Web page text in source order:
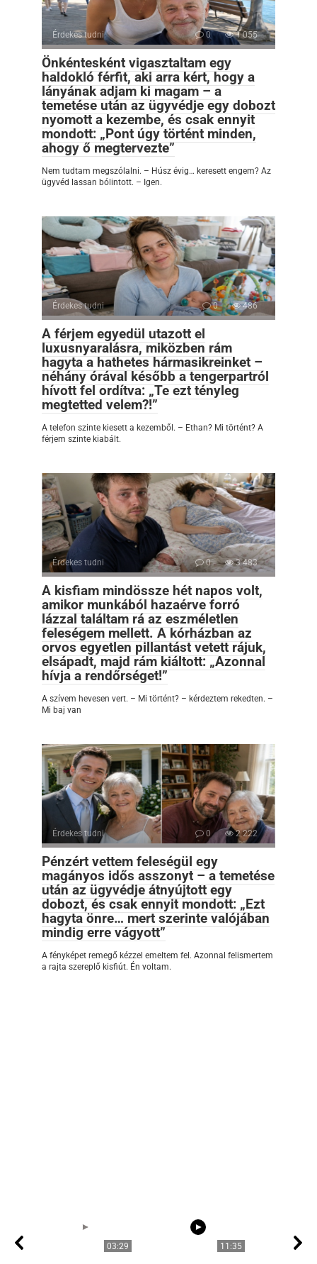
Érdekes tudni 0 1 055
Önkéntesként vigasztaltam egy
haldokló férfit, aki arra kért, hogy a
lányának adjam ki magam – a
temetése után az ügyvédje egy dobozt
nyomott a kezembe, és csak ennyit
mondott: „Pont úgy történt minden,
ahogy ő megtervezte”
Nem tudtam megszólalni. – Húsz évig… keresett engem? Az
ügyvéd lassan bólintott. – Igen.
Érdekes tudni 0 486
A férjem egyedül utazott el
luxusnyaralásra, miközben rám
hagyta a hathetes hármasikreinket –
néhány órával később a tengerpartról
hívott fel ordítva: „Te ezt tényleg
megtetted velem?!”
A telefon szinte kiesett a kezemből. – Ethan? Mi történt? A
férjem szinte kiabált.
Érdekes tudni 0 3 483
A kisfiam mindössze hét napos volt,
amikor munkából hazaérve forró
lázzal találtam rá az eszméletlen
feleségem mellett. A kórházban az
orvos egyetlen pillantást vetett rájuk,
elsápadt, majd rám kiáltott: „Azonnal
hívja a rendőrséget!”
A szívem hevesen vert. – Mi történt? – kérdeztem rekedten. –
Mi baj van
Érdekes tudni 0 2 222
Pénzért vettem feleségül egy
magányos idős asszonyt – a temetése
után az ügyvédje átnyújtott egy
dobozt, és csak ennyit mondott: „Ezt
hagyta önre… mert szerinte valójában
mindig erre vágyott”
A fényképet remegő kézzel emeltem fel. Azonnal felismertem
a rajta szereplő kisfiút. Én voltam.
03:29 11:35